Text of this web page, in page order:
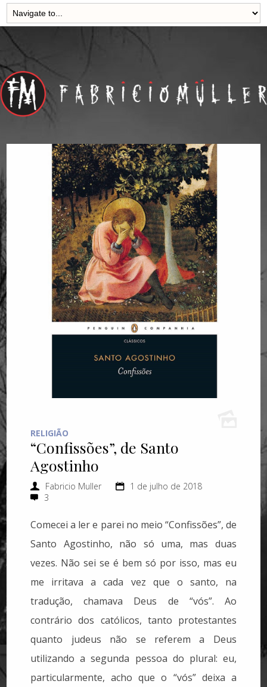
RELIGIÃO
“Confissões”, de Santo
Agostinho
Fabricio Muller
1 de julho de 2018
3
Comecei a ler e parei no meio “Confissões”, de
Santo Agostinho, não só uma, mas duas
vezes. Não sei se é bem só por isso, mas eu
me irritava a cada vez que o santo, na
tradução, chamava Deus de “vós”. Ao
contrário dos católicos, tanto protestantes
quanto judeus não se referem a Deus
utilizando a segunda pessoa do plural: eu,
particularmente, acho que o “vós” deixa a